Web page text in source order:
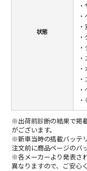
状態
※出荷前診断の結果で掲
がございます。
※新車当時の搭載バッテ
注文前に商品ページのバ
※各メーカーより発表さ
異なりますので、ご安心